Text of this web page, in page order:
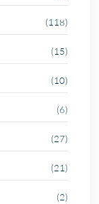
(118)
(15)
(10)
(6)
(27)
(21)
(2)